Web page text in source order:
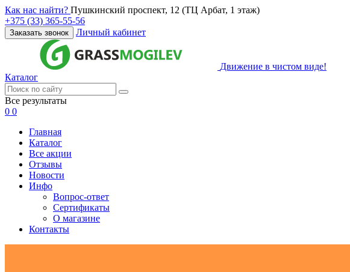
Как нас найти? Пушкинский проспект, 12 (ТЦ Арбат, 1 этаж)
+375 (33) 365-55-56
Заказать звонок Личный кабинет
Движение в чистом виде!
Каталог
Все результаты
0 0
Главная
Каталог
Все акции
Отзывы
Новости
Инфо
Вопрос-ответ
Сертификаты
О магазине
Контакты